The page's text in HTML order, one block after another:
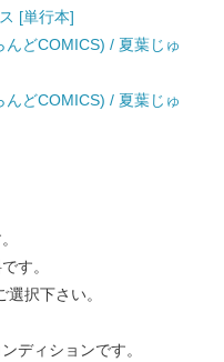
[単行本]
どCOMICS) / 夏葉じゅ
どCOMICS) / 夏葉じゅ
す。
択下さい。
ディションです。